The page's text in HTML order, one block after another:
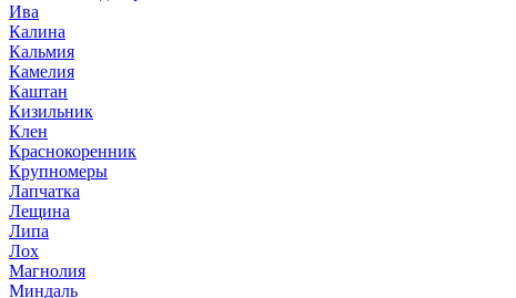
Ива
Калина
Кальмия
Камелия
Каштан
Кизильник
Клен
Краснокоренник
Крупномеры
Лапчатка
Лещина
Липа
Лох
Магнолия
Миндаль